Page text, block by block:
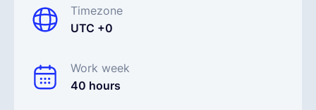
Timezone
UTC +0
Work week
40 hours